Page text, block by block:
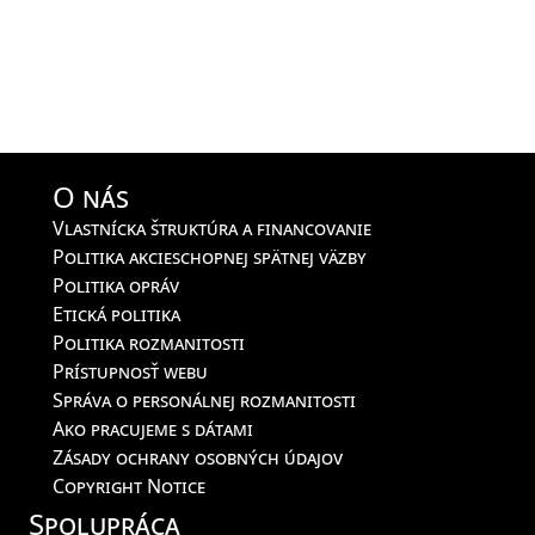
O nás
Vlastnícka štruktúra a financovanie
Politika akcieschopnej spätnej väzby
Politika opráv
Etická politika
Politika rozmanitosti
Prístupnosť webu
Správa o personálnej rozmanitosti
Ako pracujeme s dátami
Zásady ochrany osobných údajov
Copyright Notice
Spolupráca